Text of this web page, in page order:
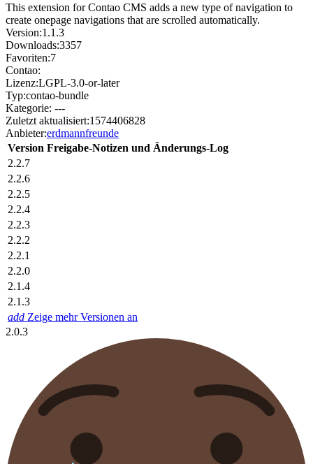
This extension for Contao CMS adds a new type of navigation to
create onepage navigations that are scrolled automatically.
Version:1.1.3
Downloads:3357
Favoriten:7
Contao:
Lizenz:LGPL-3.0-or-later
Typ:contao-bundle
Kategorie: ---
Zuletzt aktualisiert:1574406828
Anbieter:erdmannfreunde
Version Freigabe-Notizen und Änderungs-Log
2.2.7
2.2.6
2.2.5
2.2.4
2.2.3
2.2.2
2.2.1
2.2.0
2.1.4
2.1.3
add Zeige mehr Versionen an
2.0.3